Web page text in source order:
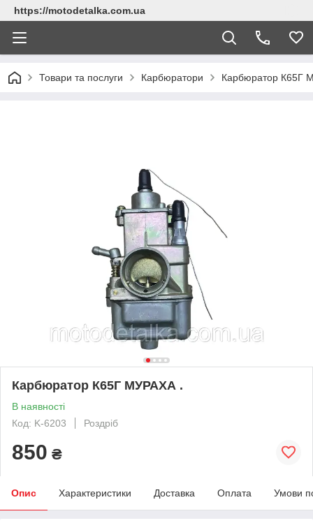
https://motodetalka.com.ua
Товари та послуги Карбюратори Карбюратор К65Г
Карбюратор К65Г МУРАХА .
В наявності
Код: K-6203
Роздріб
850 ₴
Опис Характеристики Доставка Оплата Умови